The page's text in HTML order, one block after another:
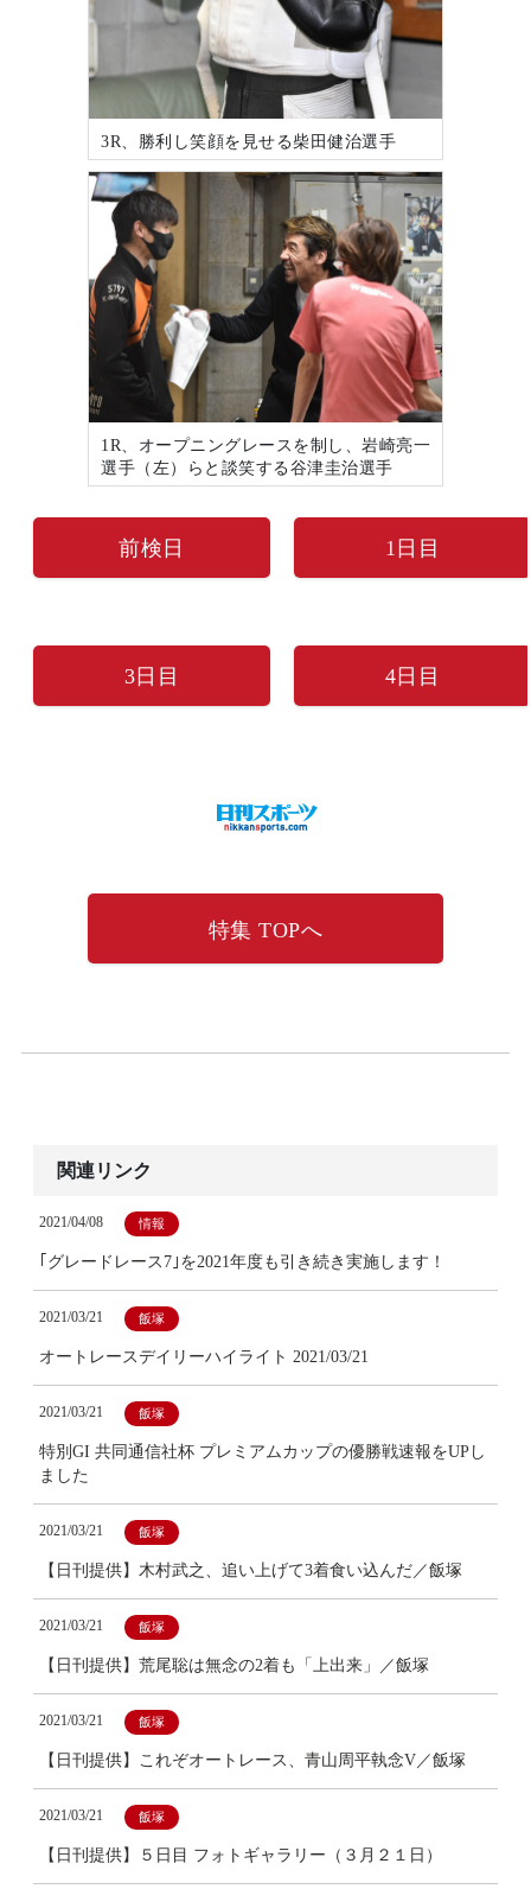
3R、勝利し笑顔を見せる柴田健治選手
1R、オープニングレースを制し、岩崎亮一
選手（左）らと談笑する谷津圭治選手
前検日 1日目
3日目 4日目
特集 TOPへ
関連リンク
2021/04/08 情報
｢グレードレース7｣を2021年度も引き続き実施します！
2021/03/21 飯塚
オートレースデイリーハイライト 2021/03/21
2021/03/21 飯塚
特別GI 共同通信社杯 プレミアムカップの優勝戦速報をUPし
ました
2021/03/21 飯塚
【日刊提供】木村武之、追い上げて3着食い込んだ／飯塚
2021/03/21 飯塚
【日刊提供】荒尾聡は無念の2着も「上出来」／飯塚
2021/03/21 飯塚
【日刊提供】これぞオートレース、青山周平執念V／飯塚
2021/03/21 飯塚
【日刊提供】５日目 フォトギャラリー（３月２１日）